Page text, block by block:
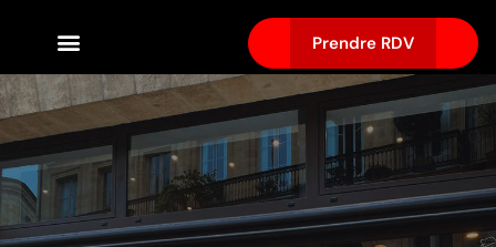
Prendre RDV